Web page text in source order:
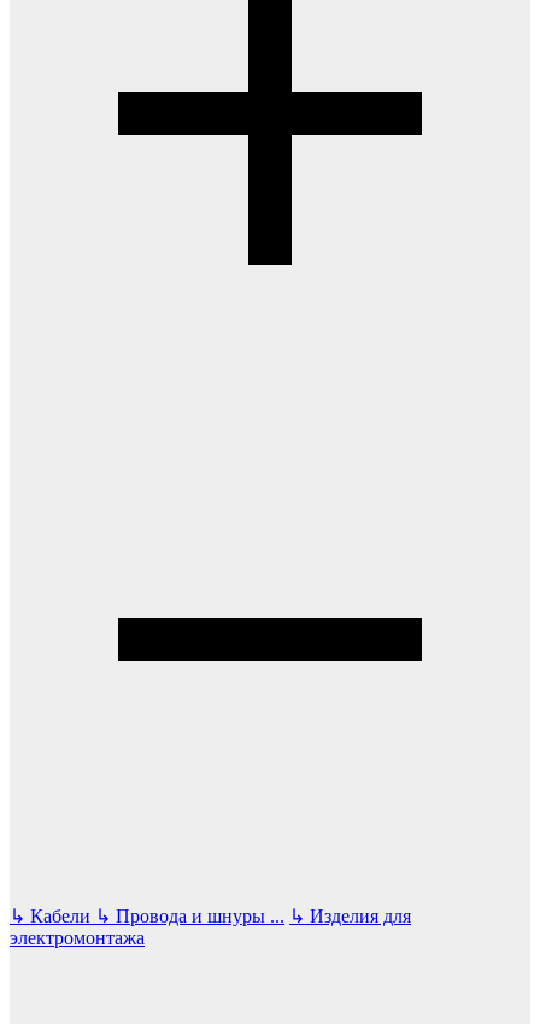
↳ Кабели ↳ Провода и шнуры ... ↳ Изделия для
электромонтажа